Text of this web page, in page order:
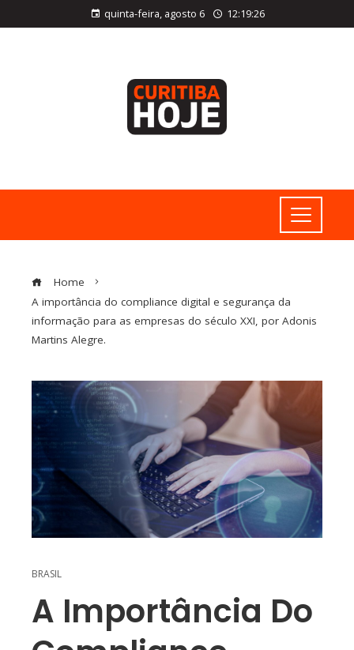
quinta-feira, agosto 6 12:19:27
Home
A importância do compliance digital e segurança da
informação para as empresas do século XXI, por Adonis
Martins Alegre.
BRASIL
A Importância Do